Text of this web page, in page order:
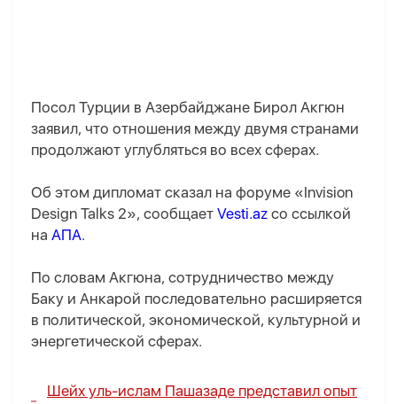
Посол Турции в Азербайджане Бирол Акгюн
заявил, что отношения между двумя странами
продолжают углубляться во всех сферах.
Об этом дипломат сказал на форуме «Invision
Design Talks 2», сообщает Vesti.az со ссылкой
на АПА.
По словам Акгюна, сотрудничество между
Баку и Анкарой последовательно расширяется
в политической, экономической, культурной и
энергетической сферах.
Шейх уль-ислам Пашазаде представил опыт